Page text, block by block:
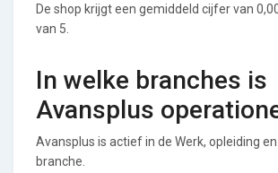
De shop krijgt een gemiddeld cijfer van
van 5.
In welke branches is
Avansplus
Avansplus is actief in de Werk, opleiding
branche.